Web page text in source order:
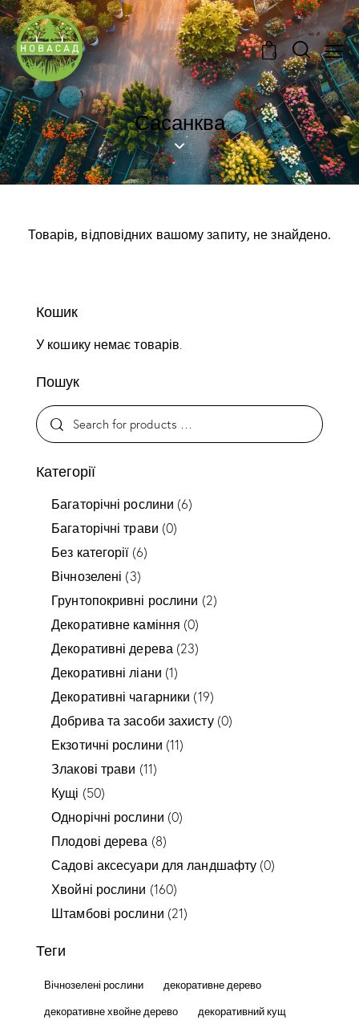
0
Сасанква
Товарів, відповідних вашому запиту, не знайдено.
Кошик
У кошику немає товарів.
Пошук
Категорії
Багаторічні рослини (6)
Багаторічні трави (0)
Без категорії (6)
Вічнозелені (3)
Грунтопокривні рослини (2)
Декоративне каміння (0)
Декоративні дерева (23)
Декоративні ліани (1)
Декоративні чагарники (19)
Добрива та засоби захисту (0)
Екзотичні рослини (11)
Злакові трави (11)
Кущі (50)
Однорічні рослини (0)
Плодові дерева (8)
Садові аксесуари для ландшафту (0)
Хвойні рослини (160)
Штамбові рослини (21)
Теги
Вічнозелені рослини
декоративне дерево
декоративне хвойне дерево
декоративний кущ